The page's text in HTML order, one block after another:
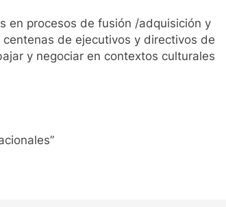
en procesos de fusión /adquisición y
de ejecutivos y directivos de
y negociar en contextos culturales